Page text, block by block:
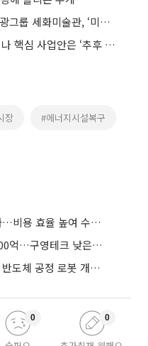
“기획자에게 직접 듣는 전시” 태광그룹 세화미술관, ‘미술관 살롱’ 운영
싸이월드, 10월 부활 예고…그러나 핵심 사업안은 ‘추후 공개’
장 #에너지시설복구
와이즈버즈, AI 도입 효과 본격화…비용 효율 높여 수익성 개선
매출 4000억대에 시총은 겨우 500억…구영테크 낮은 몸값에 저가 승계 마무리
라온로보틱스, 국내 유일 차세대 반도체 공정 로봇 개발 ‘고객사 테스트 진행’
0 0